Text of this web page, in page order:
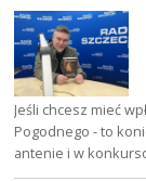
Jeśli chcesz mieć
Pogodnego - to
antenie i w